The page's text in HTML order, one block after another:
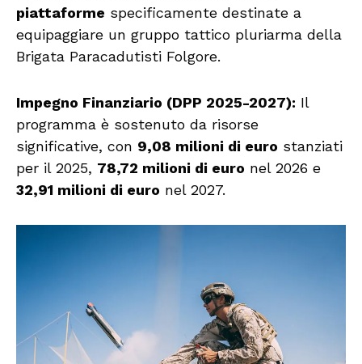
piattaforme specificamente destinate a
equipaggiare un gruppo tattico pluriarma della
Brigata Paracadutisti Folgore.
Impegno Finanziario (DPP 2025-2027): Il
programma è sostenuto da risorse
significative, con 9,08 milioni di euro stanziati
per il 2025, 78,72 milioni di euro nel 2026 e
32,91 milioni di euro nel 2027.